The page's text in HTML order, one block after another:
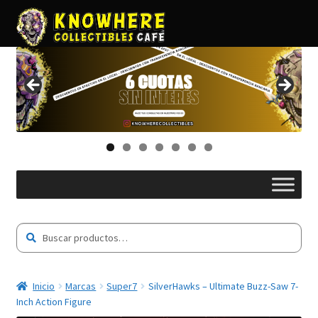
por:
Inicio Marcas Super7
SilverHawks – Ultimate Buzz-Saw 7-
Inch Action Figure